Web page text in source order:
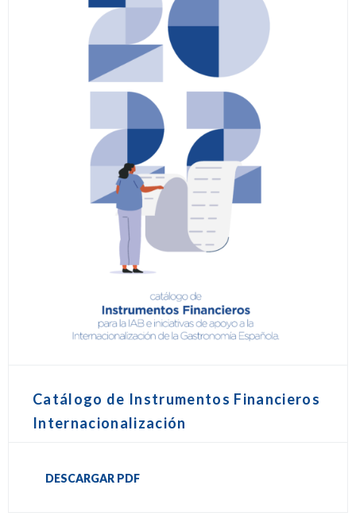
Catálogo de Instrumentos Financieros
Internacionalización
DESCARGAR PDF